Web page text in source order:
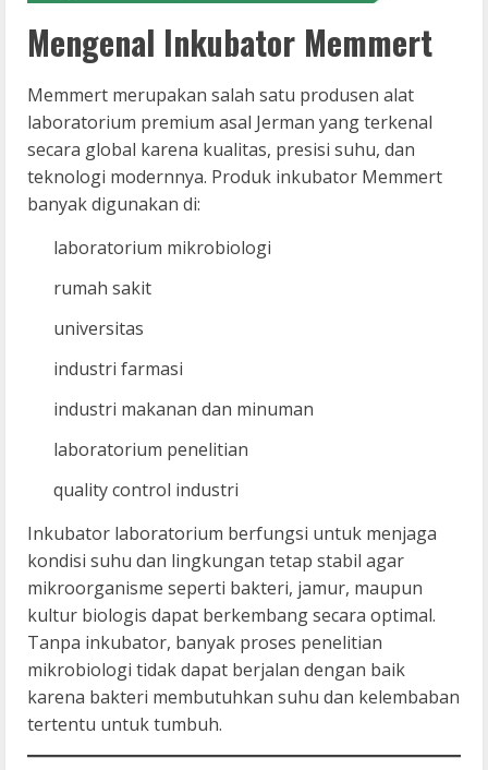
Mengenal Inkubator Memmert
Memmert merupakan salah satu produsen alat
laboratorium premium asal Jerman yang terkenal
secara global karena kualitas, presisi suhu, dan
teknologi modernnya. Produk inkubator Memmert
banyak digunakan di:
laboratorium mikrobiologi
rumah sakit
universitas
industri farmasi
industri makanan dan minuman
laboratorium penelitian
quality control industri
Inkubator laboratorium berfungsi untuk menjaga
kondisi suhu dan lingkungan tetap stabil agar
mikroorganisme seperti bakteri, jamur, maupun
kultur biologis dapat berkembang secara optimal.
Tanpa inkubator, banyak proses penelitian
mikrobiologi tidak dapat berjalan dengan baik
karena bakteri membutuhkan suhu dan kelembaban
tertentu untuk tumbuh.